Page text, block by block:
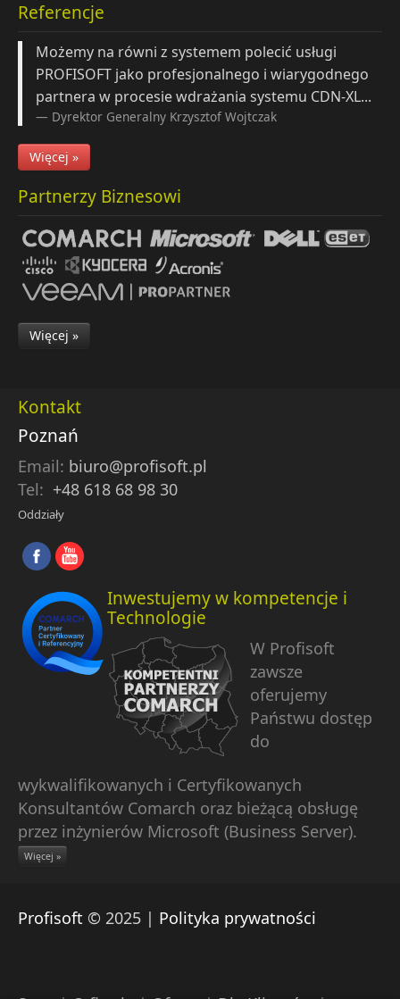
Referencje
Możemy na równi z systemem polecić usługi
PROFISOFT jako profesjonalnego i wiarygodnego
partnera w procesie wdrażania systemu CDN-XL...
Dyrektor Generalny Krzysztof Wojtczak
Więcej »
Partnerzy Biznesowi
Więcej »
Kontakt
Poznań
Email: biuro@profisoft.pl
Tel: +48 618 68 98 30
Oddziały
Inwestujemy w kompetencje i
Technologie
W Profisoft
zawsze
oferujemy
Państwu dostęp
do
wykwalifikowanych i Certyfikowanych
Konsultantów Comarch oraz bieżącą obsługę
przez inżynierów Microsoft (Business Server).
Więcej »
Profisoft © 2025 | Polityka prywatności